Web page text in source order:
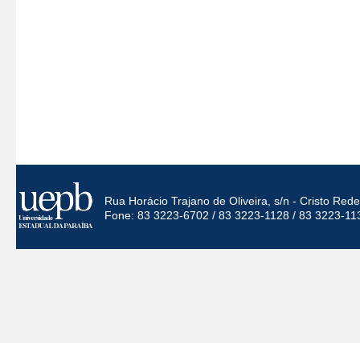
Rua Horácio Trajano de Oliveira, s/n - Cristo
Fone: 83 3223-6702 / 83 3223-1128 / 83 3223-